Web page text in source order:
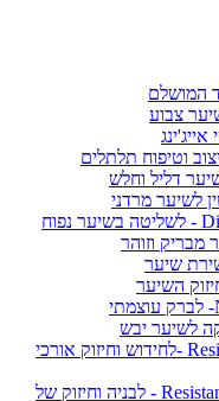
- Resistance Extentioniste -לחידוש וחיזוק אורכי
- Resistance Force Architecte - לבניה וחיזוק של